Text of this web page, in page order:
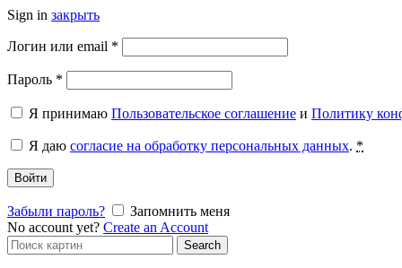
Sign in закрыть
Логин или email *
Пароль *
Я принимаю Пользовательское соглашение и Политику
Я даю согласие на обработку персональных данных. *
Войти
Забыли пароль?
Запомнить меня
No account yet? Create an Account
Search
for:
Search